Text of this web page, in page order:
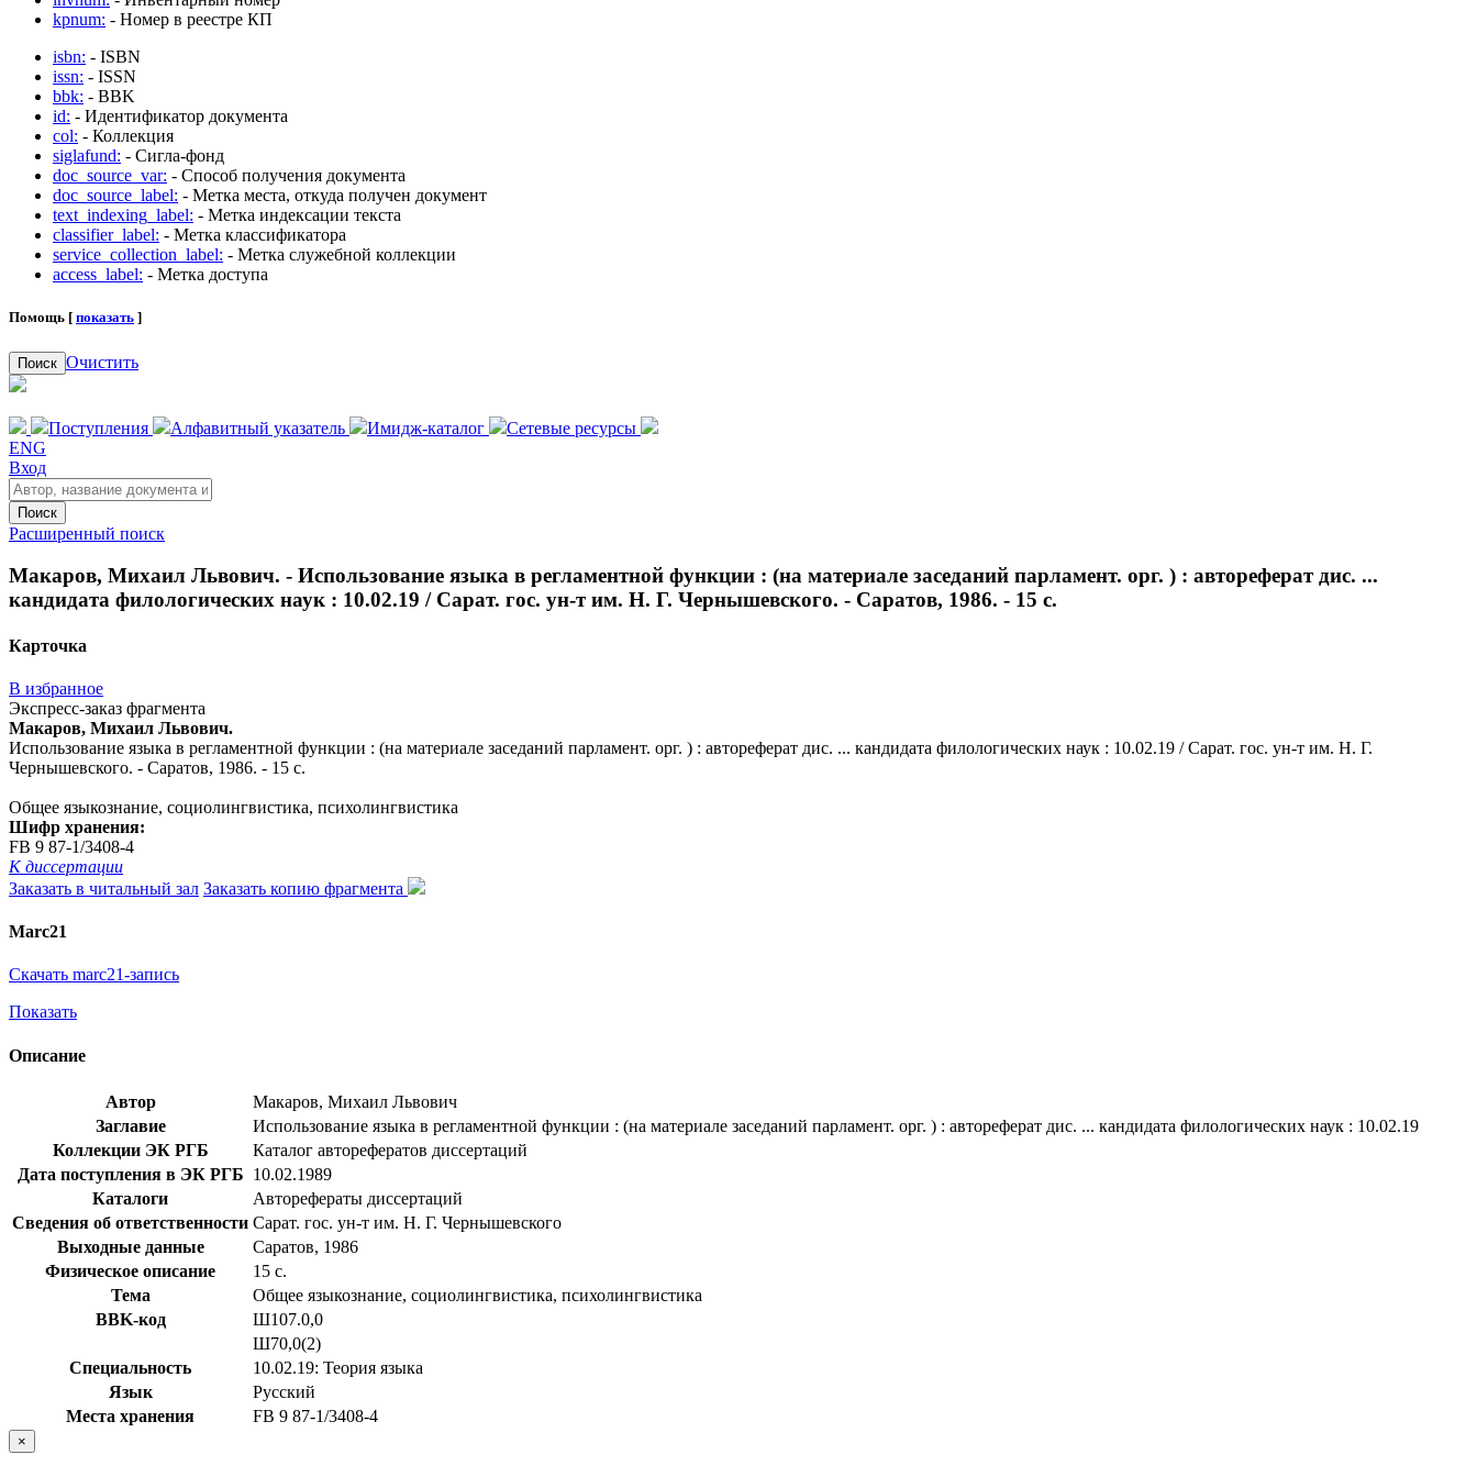
kpnum: - Номер в реестре КП
isbn: - ISBN
issn: - ISSN
bbk: - BBK
id: - Идентификатор документа
col: - Коллекция
siglafund: - Сигла-фонд
doc_source_var: - Способ получения документа
doc_source_label: - Метка места, откуда получен документ
text_indexing_label: - Метка индексации текста
classifier_label: - Метка классификатора
service_collection_label: - Метка служебной коллекции
access_label: - Метка доступа
Помощь [ показать ]
Поиск Очистить
Поступления Алфавитный указатель Имидж-каталог
Сетевые ресурсы
ENG
Вход
Поиск
Расширенный поиск
Макаров, Михаил Львович. - Использование языка в регламентной функции : (на материале заседаний парламент. орг. ) : автореферат дис. ...
кандидата филологических наук : 10.02.19 / Сарат. гос. ун-т им. Н. Г. Чернышевского. - Саратов, 1986. - 15 с.
Карточка
В избранное
Экспресс-заказ фрагмента
Макаров, Михаил Львович.
Использование языка в регламентной функции : (на материале заседаний парламент. орг. ) : автореферат дис. ... кандидата филологических наук : 10.02.19 / Сарат. гос. ун-т им. Н. Г.
Чернышевского. - Саратов, 1986. - 15 с.
Общее языкознание, социолингвистика, психолингвистика
Шифр хранения:
FB 9 87-1/3408-4
К диссертации
Заказать в читальный зал Заказать копию фрагмента
Marc21
Скачать marc21-запись
Показать
Описание
Автор
Макаров, Михаил Львович
Заглавие
Использование языка в регламентной функции : (на материале заседаний парламент. орг. ) : автореферат дис. ... кандидата филологических наук : 10.02.19
Коллекции ЭК РГБ
Каталог авторефератов диссертаций
Дата поступления в ЭК РГБ 10.02.1989
Каталоги
Авторефераты диссертаций
Сведения об ответственности Сарат. гос. ун-т им. Н. Г. Чернышевского
Выходные данные
Саратов, 1986
Физическое описание
15 с.
Тема
Общее языкознание, социолингвистика, психолингвистика
BBK-код
Ш107.0,0
Ш70,0(2)
Специальность
10.02.19: Теория языка
Язык
Русский
Места хранения
FB 9 87-1/3408-4
×